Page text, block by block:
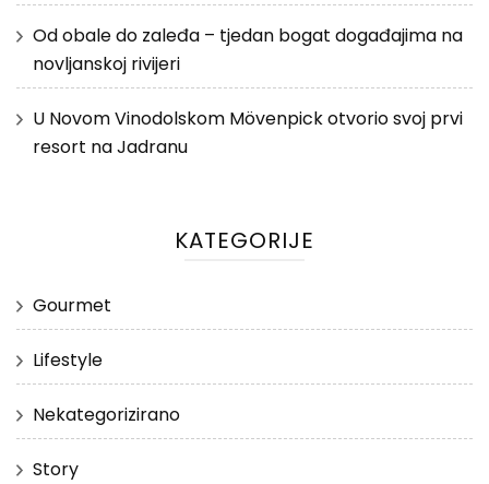
Od obale do zaleđa – tjedan bogat događajima na
novljanskoj rivijeri
U Novom Vinodolskom Mövenpick otvorio svoj prvi
resort na Jadranu
KATEGORIJE
Gourmet
Lifestyle
Nekategorizirano
Story